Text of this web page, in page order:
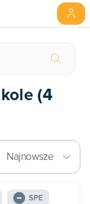
(4
Najnowsze
SPE